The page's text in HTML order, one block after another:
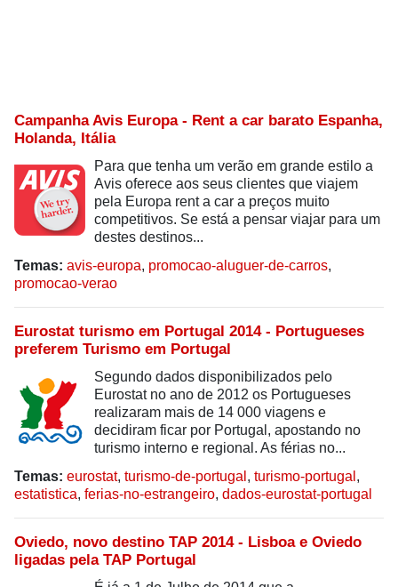
Campanha Avis Europa - Rent a car barato Espanha,
Holanda, Itália
Para que tenha um verão em grande estilo a
Avis oferece aos seus clientes que viajem
pela Europa rent a car a preços muito
competitivos. Se está a pensar viajar para um
destes destinos...
Temas: avis-europa, promocao-aluguer-de-carros,
promocao-verao
Eurostat turismo em Portugal 2014 - Portugueses
preferem Turismo em Portugal
Segundo dados disponibilizados pelo
Eurostat no ano de 2012 os Portugueses
realizaram mais de 14 000 viagens e
decidiram ficar por Portugal, apostando no
turismo interno e regional. As férias no...
Temas: eurostat, turismo-de-portugal , turismo-portugal ,
estatistica, ferias-no-estrangeiro, dados-eurostat-portugal
Oviedo, novo destino TAP 2014 - Lisboa e Oviedo
ligadas pela TAP Portugal